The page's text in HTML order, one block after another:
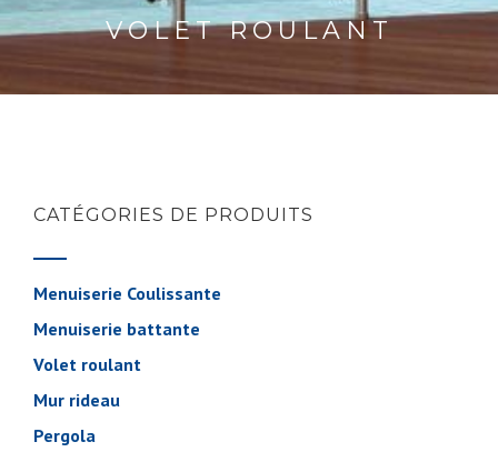
VOLET ROULANT
CATÉGORIES DE PRODUITS
Menuiserie Coulissante
Menuiserie battante
Volet roulant
Mur rideau
Pergola